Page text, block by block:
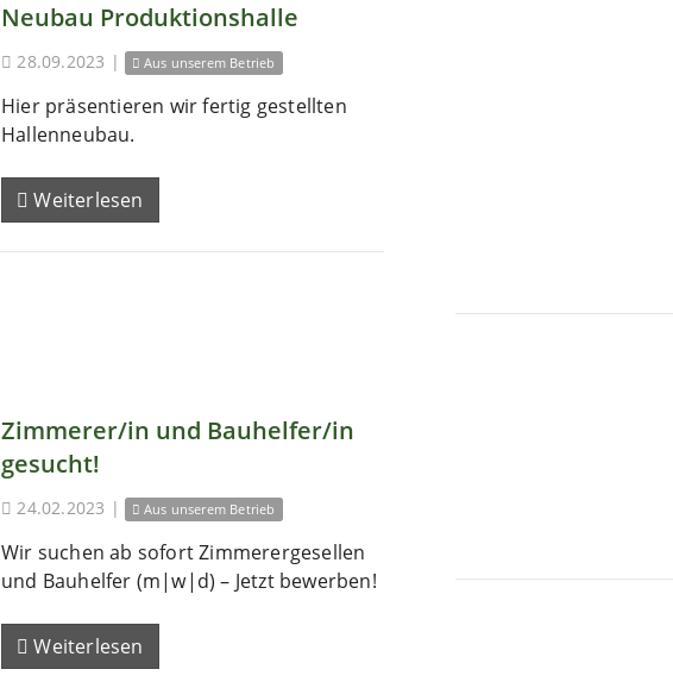
Neubau Produktionshalle
28.09.2023 | Aus unserem Betrieb
Hier präsentieren wir fertig gestellten
Hallenneubau.
Weiterlesen
Zimmerer/in und Bauhelfer/in
gesucht!
24.02.2023 | Aus unserem Betrieb
Wir suchen ab sofort Zimmerergesellen
und Bauhelfer (m|w|d) – Jetzt bewerben!
Weiterlesen